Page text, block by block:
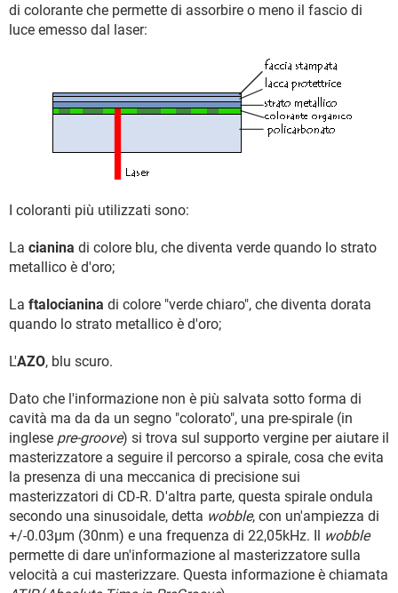
di colorante che permette di assorbire o meno il fascio di
luce emesso dal laser:
I coloranti più utilizzati sono:
La cianina di colore blu, che diventa verde quando lo strato
metallico è d'oro;
La ftalocianina di colore "verde chiaro", che diventa dorata
quando lo strato metallico è d'oro;
L'AZO, blu scuro.
Dato che l'informazione non è più salvata sotto forma di
cavità ma da da un segno "colorato", una pre-spirale (in
inglese pre-groove) si trova sul supporto vergine per aiutare il
masterizzatore a seguire il percorso a spirale, cosa che evita
la presenza di una meccanica di precisione sui
masterizzatori di CD-R. D'altra parte, questa spirale ondula
secondo una sinusoidale, detta wobble, con un'ampiezza di
+/-0.03µm (30nm) e una frequenza di 22,05kHz. Il wobble
permette di dare un'informazione al masterizzatore sulla
velocità a cui masterizzare. Questa informazione è chiamata